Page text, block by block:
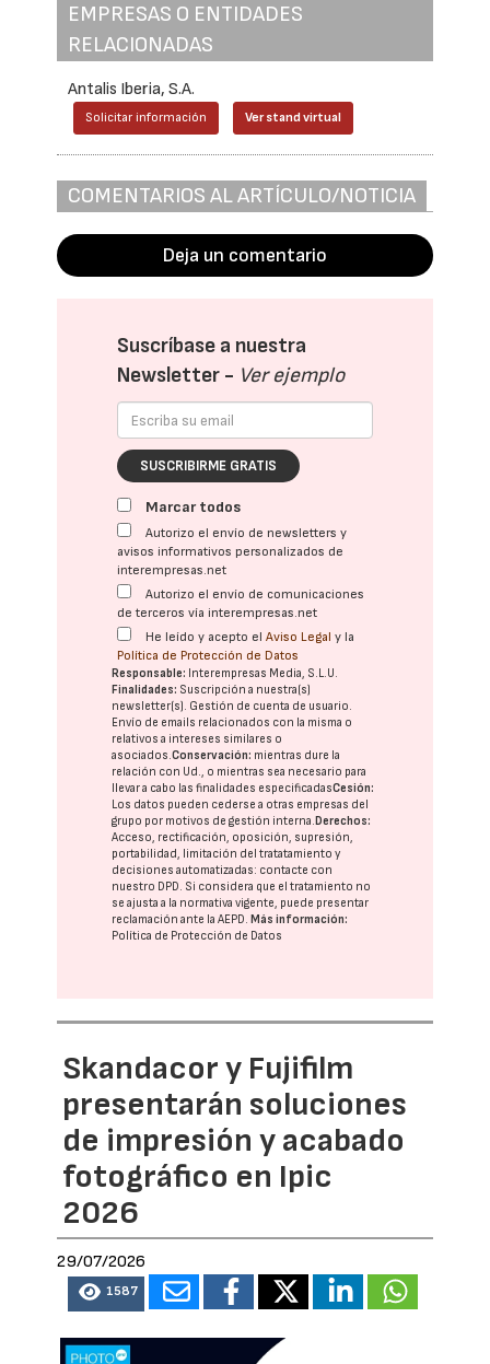
EMPRESAS O ENTIDADES
RELACIONADAS
Antalis Iberia, S.A.
Solicitar información Ver stand virtual
COMENTARIOS AL ARTÍCULO/NOTICIA
Deja un comentario
Suscríbase a nuestra
Newsletter - Ver ejemplo
SUSCRIBIRME GRATIS
Marcar todos
Autorizo el envío de newsletters y
avisos informativos personalizados de
interempresas.net
Autorizo el envío de comunicaciones
de terceros vía interempresas.net
He leído y acepto elAviso Legal y la
Política de Protección de Datos
Responsable: Interempresas Media, S.L.U.
Finalidades: Suscripción a nuestra(s)
newsletter(s). Gestión de cuenta de usuario.
Envío de emails relacionados con la misma o
relativos a intereses similares o
asociados.Conservación: mientras dure la
relación con Ud., o mientras sea necesario para
llevar a cabo las finalidades especificadasCesión:
Los datos pueden cederse a otras empresas del
grupo por motivos de gestión interna. Derechos:
Acceso, rectificación, oposición, supresión,
portabilidad, limitación del tratatamiento y
decisiones automatizadas: contacte con
nuestro DPD. Si considera que el tratamiento no
se ajusta a la normativa vigente, puede presentar
reclamación ante laAEPD. Más información:
Política de Protección de Datos
Skandacor y Fujifilm
presentarán soluciones
de impresión y acabado
fotográfico en Ipic
2026
29/07/2026
1587